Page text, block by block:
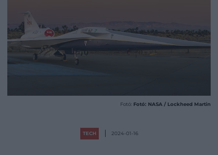
Fotó: Fotó: NASA / Lockheed Martin
TECH 2024-01-16